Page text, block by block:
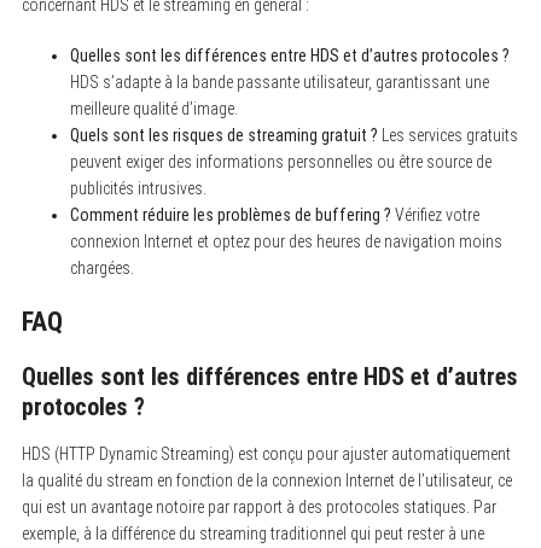
concernant HDS et le streaming en général :
Quelles sont les différences entre HDS et d’autres protocoles ?
HDS s’adapte à la bande passante utilisateur, garantissant une
meilleure qualité d’image.
Quels sont les risques de streaming gratuit ? Les services gratuits
peuvent exiger des informations personnelles ou être source de
publicités intrusives.
Comment réduire les problèmes de buffering ? Vérifiez votre
connexion Internet et optez pour des heures de navigation moins
chargées.
FAQ
Quelles sont les différences entre HDS et d’autres
protocoles ?
HDS (HTTP Dynamic Streaming) est conçu pour ajuster automatiquement
la qualité du stream en fonction de la connexion Internet de l’utilisateur, ce
qui est un avantage notoire par rapport à des protocoles statiques. Par
exemple, à la différence du streaming traditionnel qui peut rester à une